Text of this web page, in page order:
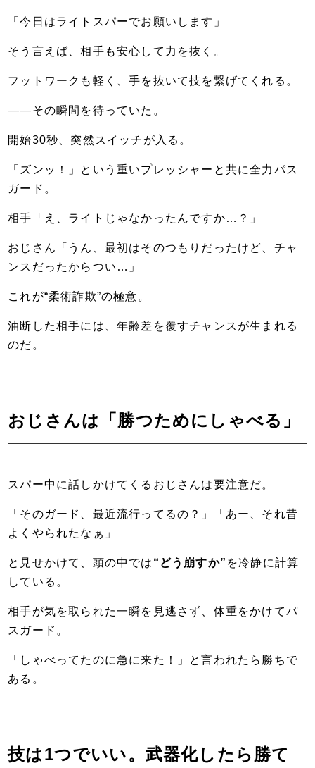
「今日はライトスパーでお願いします」
そう言えば、相手も安心して力を抜く。
フットワークも軽く、手を抜いて技を繋げてくれる。
――その瞬間を待っていた。
開始30秒、突然スイッチが入る。
「ズンッ！」という重いプレッシャーと共に全力パス
ガード。
相手「え、ライトじゃなかったんですか…？」
おじさん「うん、最初はそのつもりだったけど、チャ
ンスだったからつい…」
これが“柔術詐欺”の極意。
油断した相手には、年齢差を覆すチャンスが生まれる
のだ。
おじさんは「勝つためにしゃべる」
スパー中に話しかけてくるおじさんは要注意だ。
「そのガード、最近流行ってるの？」「あー、それ昔
よくやられたなぁ」
と見せかけて、頭の中では “どう崩すか” を冷静に計算
している。
相手が気を取られた一瞬を見逃さず、体重をかけてパ
スガード。
「しゃべってたのに急に来た！」と言われたら勝ちで
ある。
技は1つでいい。武器化したら勝て